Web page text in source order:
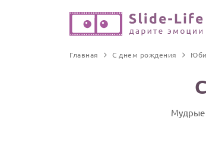
Главная С днем рождения
Мудрые